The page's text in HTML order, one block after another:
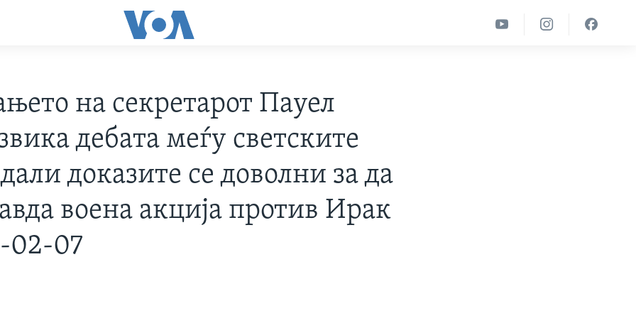
на секретарот Пауел
дебата меѓу светските
доказите се доволни за да
воена акција против Ирак
02-07